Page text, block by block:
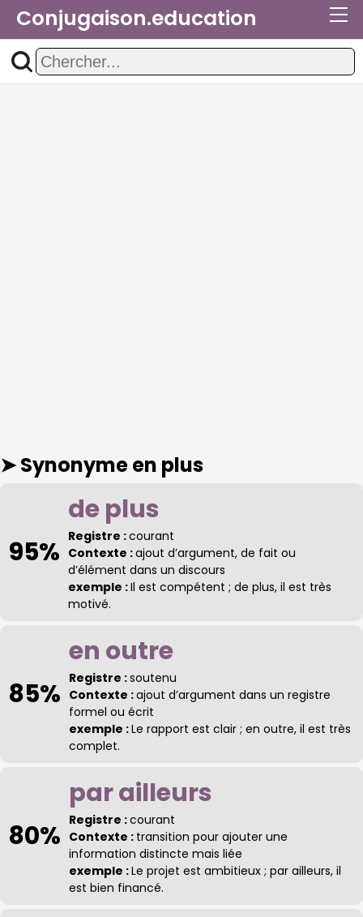
Conjugaison.education
➤ Synonymeen plus
95%
de plus
Registre :courant
Contexte :ajout d’argument, de fait ou
d’élément dans un discours
exemple :Il est compétent ; de plus, il est très
motivé.
85%
en outre
Registre :soutenu
Contexte :ajout d’argument dans un registre
formel ou écrit
exemple :Le rapport est clair ; en outre, il est très
complet.
80%
par ailleurs
Registre :courant
Contexte : transition pour ajouter une
information distincte mais liée
exemple :Le projet est ambitieux ; par ailleurs, il
est bien financé.